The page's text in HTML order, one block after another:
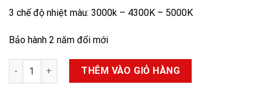
3 chế độ nhiệt màu: 3000k – 4300K – 5000K
Bảo hành 2 năm đổi mới
Bi gầm LED Uranus FS3 – 3 chế độ màu hiệu suất vượt trội số
THÊM VÀO GIỎ HÀNG